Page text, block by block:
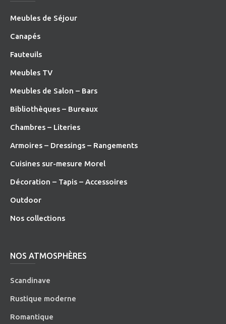
Meubles de Séjour
Canapés
Fauteuils
Meubles TV
Meubles de Salon – Bars
Bibliothèques – Bureaux
Chambres – Literies
Armoires – Dressings – Rangements
Cuisines sur-mesure Morel
Décoration – Tapis – Accessoires
Outdoor
Nos collections
NOS ATMOSPHÈRES
Scandinave
Rustique moderne
Romantique